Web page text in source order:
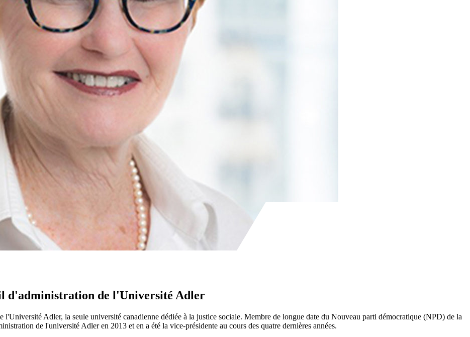
d'administration de l'Université Adler
l'Université Adler, la seule université canadienne dédiée à la justice sociale. Membre de longue date du Nouveau parti démocratique (NPD) de la
de l'université Adler en 2013 et en a été la vice-présidente au cours des quatre dernières années.